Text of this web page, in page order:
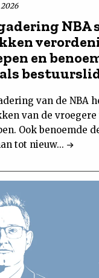
NBA
en
van de NBA
van de
Ook benoemde
tot nieuw...